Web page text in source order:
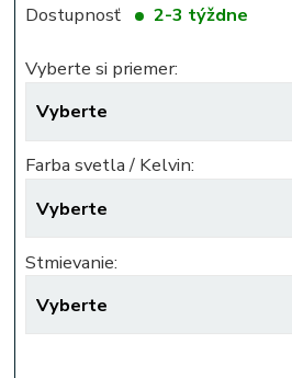
Dostupnosť 2-3 týždne
Vyberte si priemer:
Farba svetla / Kelvin:
Stmievanie: